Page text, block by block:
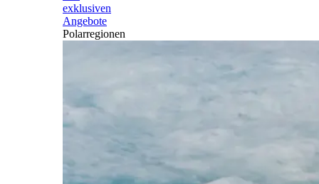
exklusiven
Angebote
Polarregionen